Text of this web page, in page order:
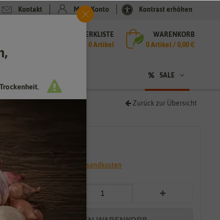
Kontakt Mein Konto Kontrast erhöhen
MERKLISTE
0 Artikel
WARENKORB
0Artikel /0,00 €
SALE
Zurück zur Übersicht
* inkl. 7% MwSt. zzgl. Versandkosten